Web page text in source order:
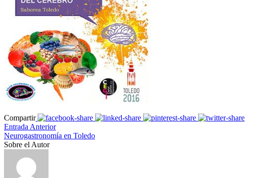
Compartir
Entrada Anterior
Neurogastronomía en Toledo
Sobre el Autor